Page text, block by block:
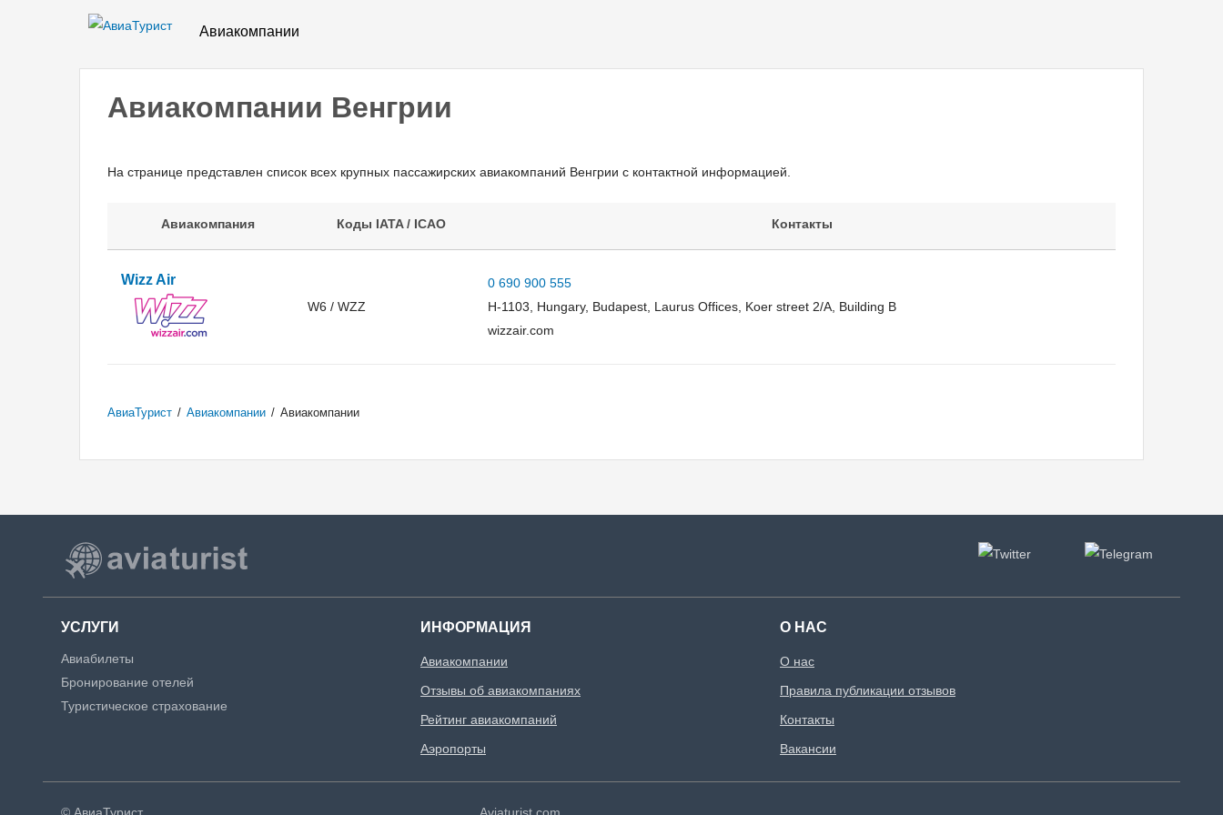
Авиакомпании
Авиакомпании Венгрии
На странице представлен список всех крупных пассажирских авиакомпаний Венгрии с контактной информацией.
Авиакомпания Коды IATA / ICAO Контакты
Wizz Air
W6 / WZZ
0 690 900 555
H-1103, Hungary, Budapest, Laurus Offices, Koer street 2/A, Building B
wizzair.com
АвиаТурист / Авиакомпании / Авиакомпании
УСЛУГИ
Авиабилеты
Бронирование отелей
Туристическое страхование
ИНФОРМАЦИЯ
Авиакомпании
Отзывы об авиакомпаниях
Рейтинг авиакомпаний
Аэропорты
О НАС
О нас
Правила публикации отзывов
Контакты
Вакансии